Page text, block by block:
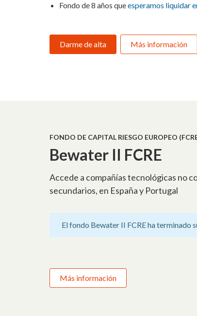
Fondo de 8 años queesperamos liquidar
Darme de alta Más información
FONDO DE CAPITAL RIESGO EUROPEO
Bewater II FCRE
Accede a compañías tecnológicas no
secundarios, en España y Portugal
El fondo Bewater II FCRE ha terminado
Más información